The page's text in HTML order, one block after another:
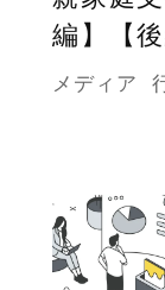
編】【後
メディア